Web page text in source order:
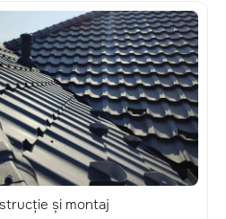
și montaj